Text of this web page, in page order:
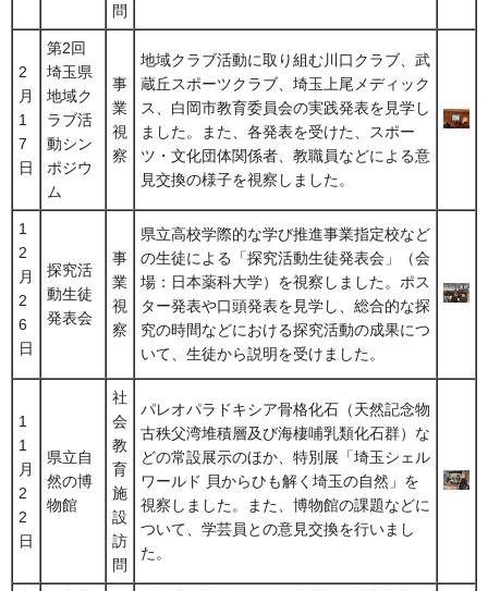
問
2
月
1
7
日
第2回
埼玉県
地域ク
ラブ活
動シン
ポジウ
ム
事
業
視
察
地域クラブ活動に取り組む川口クラブ、武
蔵丘スポーツクラブ、埼玉上尾メディック
ス、白岡市教育委員会の実践発表を見学し
ました。また、各発表を受けた、スポー
ツ・文化団体関係者、教職員などによる意
見交換の様子を視察しました。
1
2
月
2
6
日
探究活
動生徒
発表会
事
業
視
察
県立高校学際的な学び推進事業指定校など
の生徒による「探究活動生徒発表会」（会
場：日本薬科大学）を視察しました。ポス
ター発表や口頭発表を見学し、総合的な探
究の時間などにおける探究活動の成果につ
いて、生徒から説明を受けました。
1
1
月
2
2
日
県立自
然の博
物館
社
会
教
育
施
設
訪
問
パレオパラドキシア骨格化石（天然記念物
古秩父湾堆積層及び海棲哺乳類化石群）な
どの常設展示のほか、特別展「埼玉シェル
ワールド 貝からひも解く埼玉の自然」を
視察しました。また、博物館の課題などに
ついて、学芸員との意見交換を行いまし
た。